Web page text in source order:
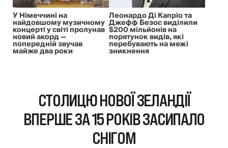
У Німеччині на
найдовшому музичному
концерті у світі пролунав
новий акорд —
попередній звучав
майже два роки
Леонардо Ді Капріо та
Джефф Безос виділили
$200 мільйонів на
порятунок видів, які
перебувають на межі
зникнення
СТОЛИЦЮ НОВОЇ ЗЕЛАНДІЇ
ВПЕРШЕ ЗА 15 РОКІВ ЗАСИПАЛО
СНІГОМ